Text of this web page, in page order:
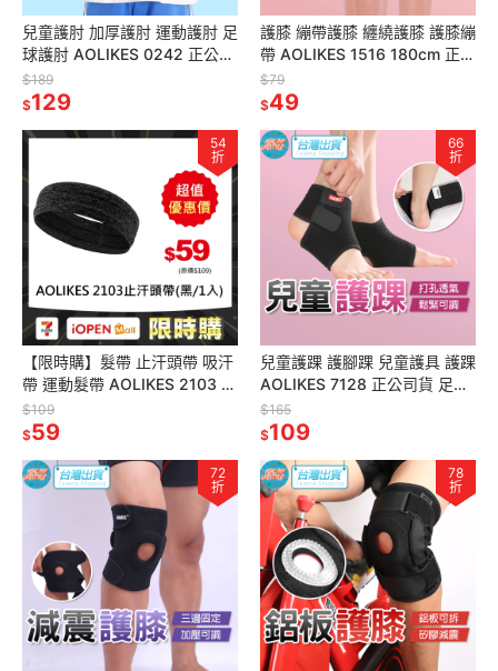
兒童護肘 加厚護肘 運動護肘 足
球護肘 AOLIKES 0242 正公司
貨 護具 護肘 運動護具 護手肘
$189
$129
護膝 繃帶護膝 纏繞護膝 護膝繃
帶 AOLIKES 1516 180cm 正公
司貨 護腿綁帶 綁帶護膝具 護膝
繃帶
$79
$49
54
折
【限時購】髮帶 止汗頭帶 吸汗
帶 運動髮帶 AOLIKES 2103 正
公司貨 頭帶 防滑頭帶 運動頭帶
運動護具
$109
$59
66
折
兒童護踝 護腳踝 兒童護具 護踝
AOLIKES 7128 正公司貨 足球
護踝 運動護具 運動護踝 護具
$165
$109
72
折
78
折